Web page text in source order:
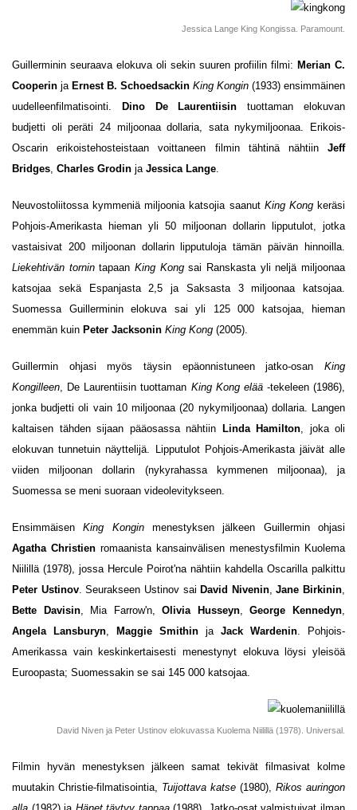
Jessica Lange King Kongissa. Paramount.
Guillerminin seuraava elokuva oli sekin suuren profiilin filmi: Merian C.
Cooperin ja Ernest B. Schoedsackin King Kongin (1933) ensimmäinen
uudelleenfilmatisointi. Dino De Laurentiisin tuottaman elokuvan
budjetti oli peräti 24 miljoonaa dollaria, sata nykymiljoonaa. Erikois-
Oscarin erikoistehosteistaan voittaneen filmin tähtinä nähtiin Jeff
Bridges Charles Grodin ja Jessica Lange
Neuvostoliitossa kymmeniä miljoonia katsojia saanut King Kongkeräsi
Pohjois-Amerikasta hieman yli 50 miljoonan dollarin lipputulot, jotka
vastaisivat 200 miljoonan dollarin lipputuloja tämän päivän hinnoilla.
Liekehtivän tornintapaanKing Kongsai Ranskasta yli neljä miljoonaa
katsojaa sekä Espanjasta 2,5 ja Saksasta 3 miljoonaa katsojaa.
Suomessa Guillerminin elokuva sai yli 125 000 katsojaa, hieman
enemmän kuin Peter Jacksonin King Kong (2005).
Guillermin ohjasi myös täysin epäonnistuneen jatko-osan King
Kongilleen , De Laurentiisin tuottaman King Kong elää-tekeleen (1986),
jonka budjetti oli vain 10 miljoonaa (20 nykymiljoonaa) dollaria. Langen
kaltaisen tähden sijaan pääosassa nähtiin Linda Hamilton , joka oli
elokuvan tunnetuin näyttelijä. Lipputulot Pohjois-Amerikasta jäivät alle
viiden miljoonan dollarin (nykyrahassa kymmenen miljoonaa), ja
Suomessa se meni suoraan videolevitykseen.
EnsimmäisenKing Konginmenestyksen jälkeen Guillermin ohjasi
Agatha Christien romaanista kansainvälisen menestysfilmin Kuolema
Niilillä (1978), jossa Hercule Poirot'na nähtiin kahdella Oscarilla palkittu
Peter Ustinov. Seurakseen Ustinov saiDavid Nivenin,Jane Birkinin
Bette Davisin, Mia Farrow'n,Olivia Husseyn,George Kennedyn
Angela Lansburyn
Maggie Smithin ja Jack Wardenin . Pohjois-
Amerikassa vain keskinkertaisesti menestynyt elokuva löysi yleisöä
Euroopasta; Suomessakin se sai 145 000 katsojaa.
David Niven ja Peter Ustinov elokuvassa Kuolema Niilillä (1978). Universal.
Filmin hyvän menestyksen jälkeen samat tekivät filmasivat kolme
muutakin Christie-filmatisointia, Tuijottava katse (1980), Rikos auringon